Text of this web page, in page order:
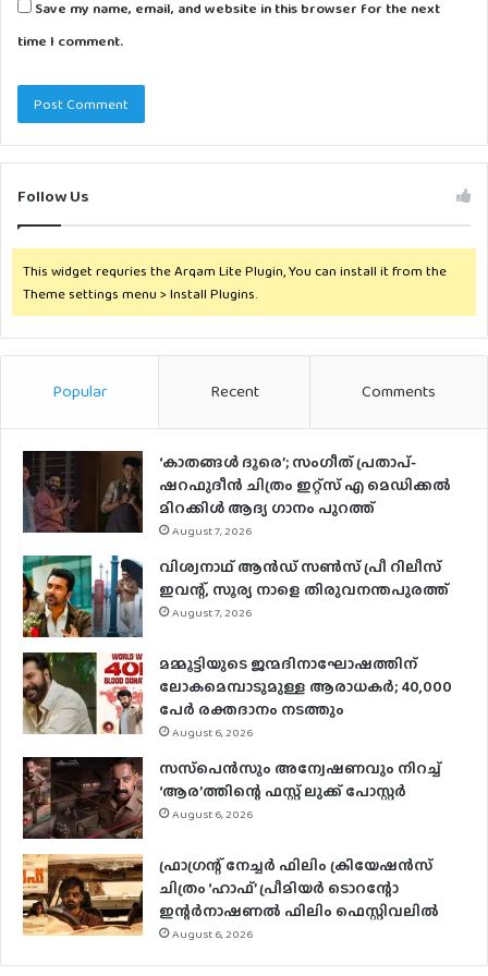
Save my name, email, and website in this browser for the next
time I comment.
Follow Us
This widget requries the Arqam Lite Plugin, You can install it from the
Theme settings menu > Install Plugins.
Popular Recent Comments
‘കാതങ്ങൾ ദൂരെ’; സംഗീത് പ്രതാപ്-
ഷറഫുദീൻ ചിത്രം ഇറ്റ്സ് എ മെഡിക്കൽ
മിറക്കിൾ ആദ്യ ഗാനം പുറത്ത്
August 7, 2026
വിശ്വനാഥ് ആന്‍ഡ് സണ്‍സ് പ്രീ റിലീസ്
ഇവന്റ്, സൂര്യ നാളെ തിരുവനന്തപുരത്ത്
August 7, 2026
മമ്മൂട്ടിയുടെ ജന്മദിനാഘോഷത്തിന്
ലോകമെമ്പാടുമുള്ള ആരാധകര്‍; 40,000
പേര്‍ രക്തദാനം നടത്തും
August 6, 2026
സസ്‌പെന്‍സും അന്വേഷണവും നിറച്ച്
‘ആര’ത്തിന്റെ ഫസ്റ്റ് ലുക്ക് പോസ്റ്റര്‍
August 6, 2026
ഫ്രാഗ്രന്റ് നേച്ചര്‍ ഫിലിം ക്രിയേഷന്‍സ്
ചിത്രം ‘ഹാഫ്’ പ്രീമിയര്‍ ടൊറന്റോ
ഇന്റര്‍നാഷണല്‍ ഫിലിം ഫെസ്റ്റിവലില്‍
August 6, 2026